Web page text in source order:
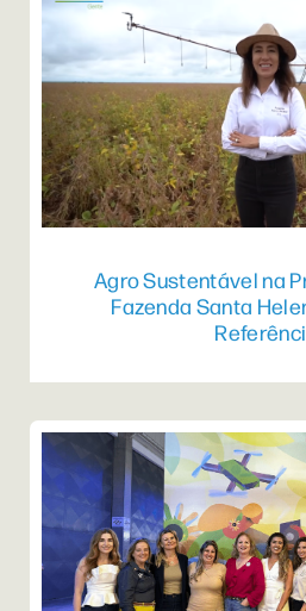
Agro Sustentável na
Fazenda Santa